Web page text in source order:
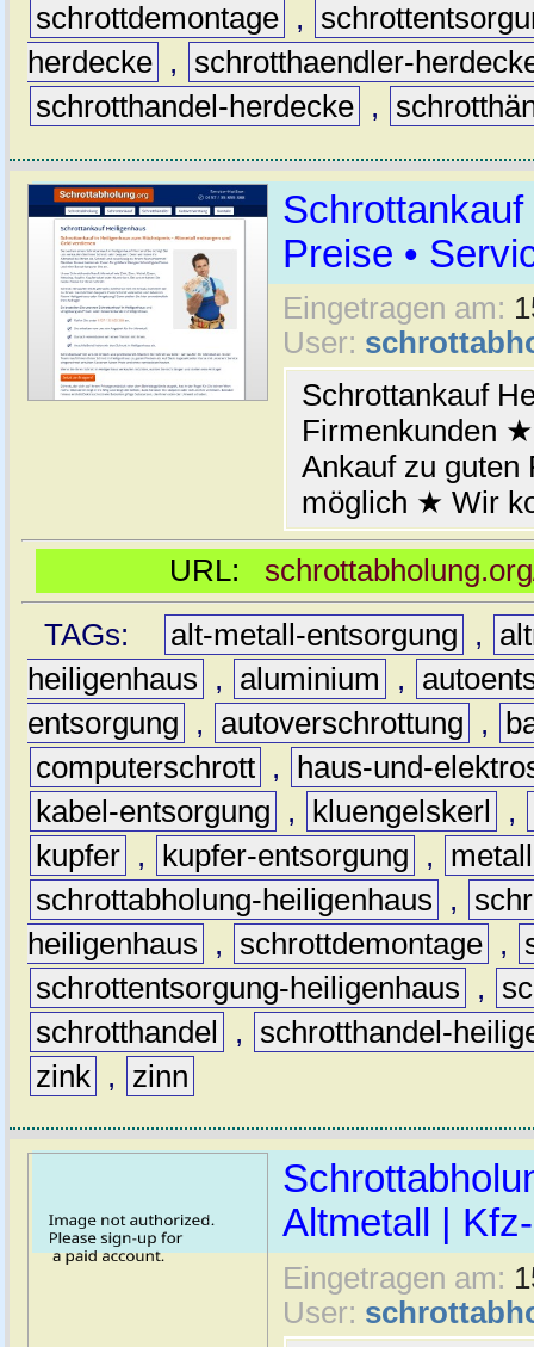
schrottdemontage ,
herdecke ,
schrotthaendler-
schrotthandel-herdecke ,
Schrottankauf
Preise •
Eingetragen am:
User:
Schrottankauf
Firmenkunden
Ankauf zu
möglich ★ Wir
URL:
TAGs:
alt-metall-entsorgung ,
heiligenhaus
, aluminium ,
entsorgung
, autoverschrottung ,
computerschrott ,
haus-und-
kabel-entsorgung
, kluengelskerl ,
kupfer , kupfer-entsorgung ,
metall
schrottabholung-heiligenhaus
,
heiligenhaus
, schrottdemontage ,
schrottentsorgung-heiligenhaus
,
schrotthandel
,
schrotthandel-
zink , zinn
Altmetall |
Eingetragen am:
User: